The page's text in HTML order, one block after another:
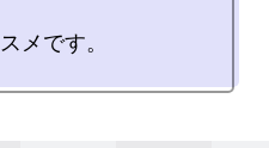
メです。